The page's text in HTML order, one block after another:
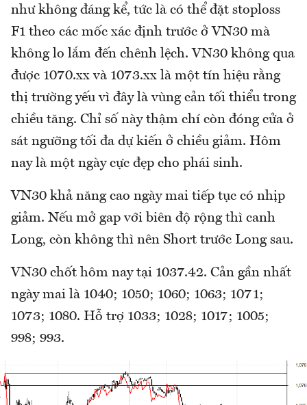
như không đáng kể, tức là có thể đặt stoploss
F1 theo các mốc xác định trước ở VN30 mà
không lo lắm đến chênh lệch. VN30 không qua
được 1070.xx và 1073.xx là một tín hiệu rằng
thị trường yếu vì đây là vùng cản tối thiểu trong
chiều tăng. Chỉ số này thậm chí còn đóng cửa ở
sát ngưỡng tối đa dự kiến ở chiều giảm. Hôm
nay là một ngày cực đẹp cho phái sinh.
VN30 khả năng cao ngày mai tiếp tục có nhịp
giảm. Nếu mở gap với biên độ rộng thì canh
Long, còn không thì nên Short trước Long sau.
VN30 chốt hôm nay tại 1037.42. Cản gần nhất
ngày mai là 1040; 1050; 1060; 1063; 1071;
1073; 1080. Hỗ trợ 1033; 1028; 1017; 1005;
998; 993.